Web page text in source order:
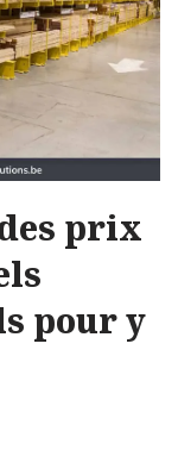
prix
pour y